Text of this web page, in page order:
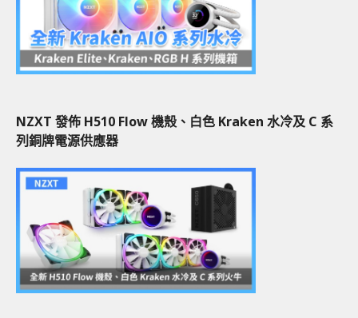
NZXT 發佈 H510 Flow 機殼、白色 Kraken 水冷及 C 系
列銅牌電源供應器